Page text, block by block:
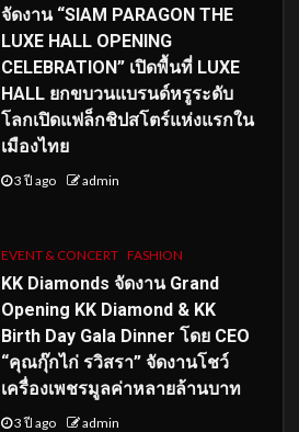
จัดงาน “SIAM PARAGON THE
LUXE HALL OPENING
CELEBRATION” เปิดพื้นที่ LUXE
HALL ยกขบวนแบรนด์หรูระดับ
โลกเปิดแฟล็กชิปสโตร์แห่งแรกใน
เมืองไทย
3 ปี ago admin
EVENT & CONCERT FASHION
KK Diamonds จัดงาน Grand
Opening KK Diamond & KK
Birth Day Gala Dinner โดย CEO
“คุณกุ๊กไก่ รวิสรา” จัดงานโชว์
เครื่องเพชรมูลค่าหลายล้านบาท
3 ปี ago admin